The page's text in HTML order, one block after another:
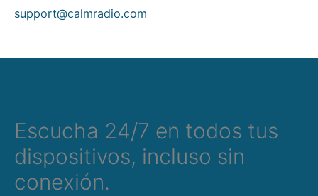
support@calmradio.com
Escucha 24/7 en todos tus
dispositivos, incluso sin
conexión.